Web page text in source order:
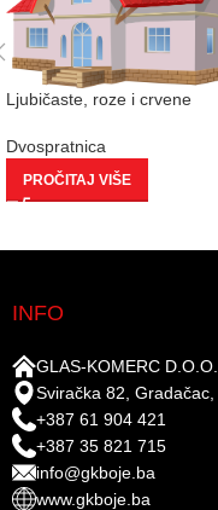
Ljubičaste, roze i crvene
Dvospratnica
PROČITAJ VIŠE
INFO
GLAS-KOMERC D.O.O.
Sviračka 82, Gradačac,
+387 61 904 421
+387 35 821 715
info@gkboje.ba
www.gkboje.ba